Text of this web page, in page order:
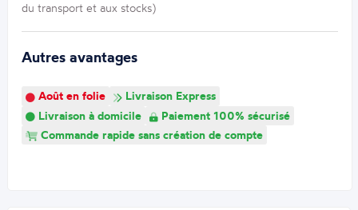
du transport et aux stocks)
Autres avantages
Août en folie
Livraison Express
Livraison à domicile
Paiement 100% sécurisé
Commande rapide sans création de compte